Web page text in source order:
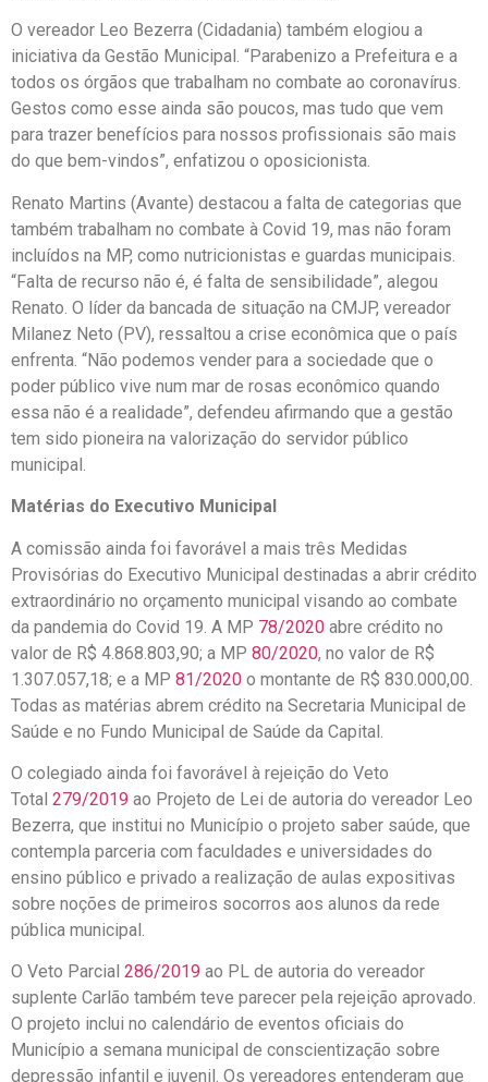
O vereador Leo Bezerra (Cidadania) também elogiou a
iniciativa da Gestão Municipal. “Parabenizo a Prefeitura e a
todos os órgãos que trabalham no combate ao coronavírus.
Gestos como esse ainda são poucos, mas tudo que vem
para trazer benefícios para nossos profissionais são mais
do que bem-vindos”, enfatizou o oposicionista.
Renato Martins (Avante) destacou a falta de categorias que
também trabalham no combate à Covid 19, mas não foram
incluídos na MP, como nutricionistas e guardas municipais.
“Falta de recurso não é, é falta de sensibilidade”, alegou
Renato. O líder da bancada de situação na CMJP, vereador
Milanez Neto (PV), ressaltou a crise econômica que o país
enfrenta. “Não podemos vender para a sociedade que o
poder público vive num mar de rosas econômico quando
essa não é a realidade”, defendeu afirmando que a gestão
tem sido pioneira na valorização do servidor público
municipal.
Matérias do Executivo Municipal
A comissão ainda foi favorável a mais três Medidas
Provisórias do Executivo Municipal destinadas a abrir crédito
extraordinário no orçamento municipal visando ao combate
da pandemia do Covid 19. A MP 78/2020 abre crédito no
valor de R$ 4.868.803,90; a MP 80/2020, no valor de R$
1.307.057,18; e a MP 81/2020 o montante de R$ 830.000,00.
Todas as matérias abrem crédito na Secretaria Municipal de
Saúde e no Fundo Municipal de Saúde da Capital.
O colegiado ainda foi favorável à rejeição do Veto
Total 279/2019 ao Projeto de Lei de autoria do vereador Leo
Bezerra, que institui no Município o projeto saber saúde, que
contempla parceria com faculdades e universidades do
ensino público e privado a realização de aulas expositivas
sobre noções de primeiros socorros aos alunos da rede
pública municipal.
O Veto Parcial 286/2019 ao PL de autoria do vereador
suplente Carlão também teve parecer pela rejeição aprovado.
O projeto inclui no calendário de eventos oficiais do
Município a semana municipal de conscientização sobre
depressão infantil e juvenil. Os vereadores entenderam que